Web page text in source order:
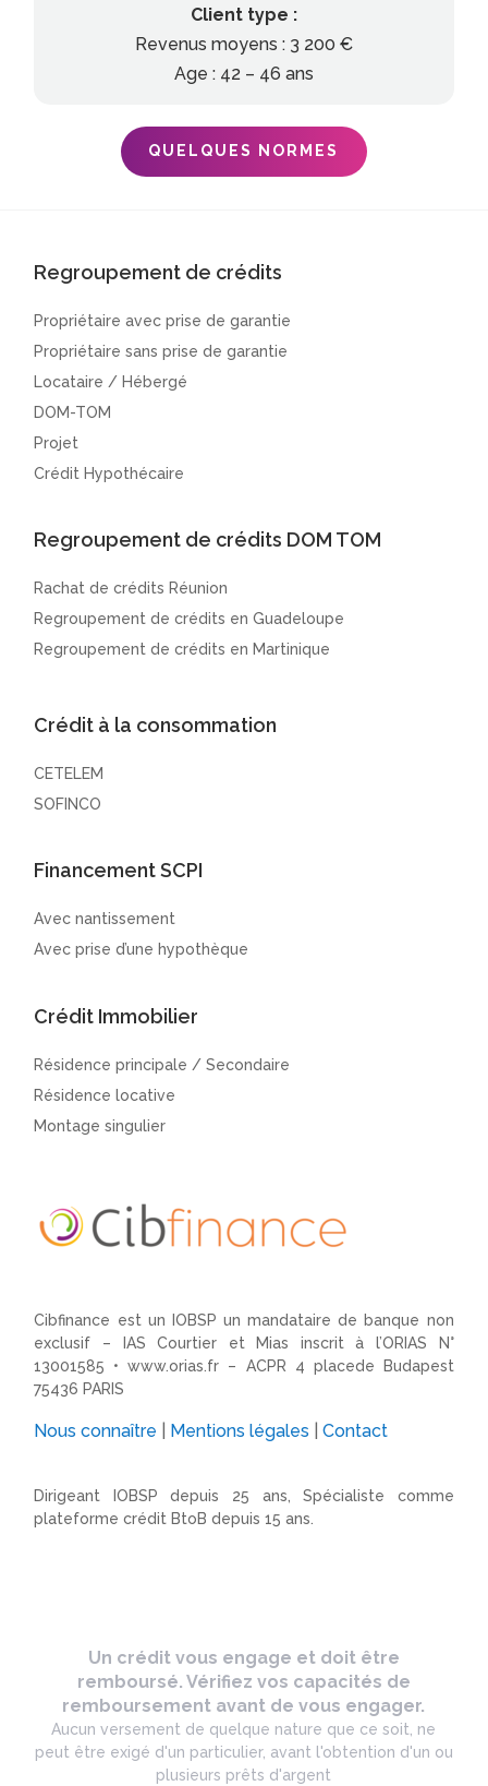
Client type :
Revenus moyens : 3 200 €
Age : 42 – 46 ans
QUELQUES NORMES
Regroupement de crédits
Propriétaire avec prise de garantie
Propriétaire sans prise de garantie
Locataire / Hébergé
DOM-TOM
Projet
Crédit Hypothécaire
Regroupement de crédits DOM TOM
Rachat de crédits Réunion
Regroupement de crédits en Guadeloupe
Regroupement de crédits en Martinique
Crédit à la consommation
CETELEM
SOFINCO
Financement SCPI
Avec nantissement
Avec prise d’une hypothèque
Crédit Immobilier
Résidence principale / Secondaire
Résidence locative
Montage singulier
Cibfinance est un IOBSP un mandataire de banque non
exclusif – IAS Courtier et Mias inscrit à l’ORIAS N°
13001585 •www.orias.fr – ACPR 4 placede Budapest
75436 PARIS
Nous connaître Mentions légales |Contact
Dirigeant IOBSP depuis 25 ans, Spécialiste comme
plateforme crédit BtoB depuis 15 ans.
Un crédit vous engage et doit être
remboursé. Vérifiez vos capacités de
remboursement avant de vous engager.
Aucun versement de quelque nature que ce soit, ne
peut être exigé d'un particulier, avant l'obtention d'un ou
plusieurs prêts d'argent